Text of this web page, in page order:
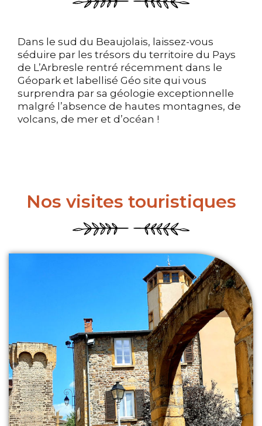
Dans le sud du Beaujolais, laissez-vous
séduire par les trésors du territoire du Pays
de L’Arbresle rentré récemment dans le
Géopark et labellisé Géo site qui vous
surprendra par sa géologie exceptionnelle
malgré l’absence de hautes montagnes, de
volcans, de mer et d’océan !
Nos visites touristiques